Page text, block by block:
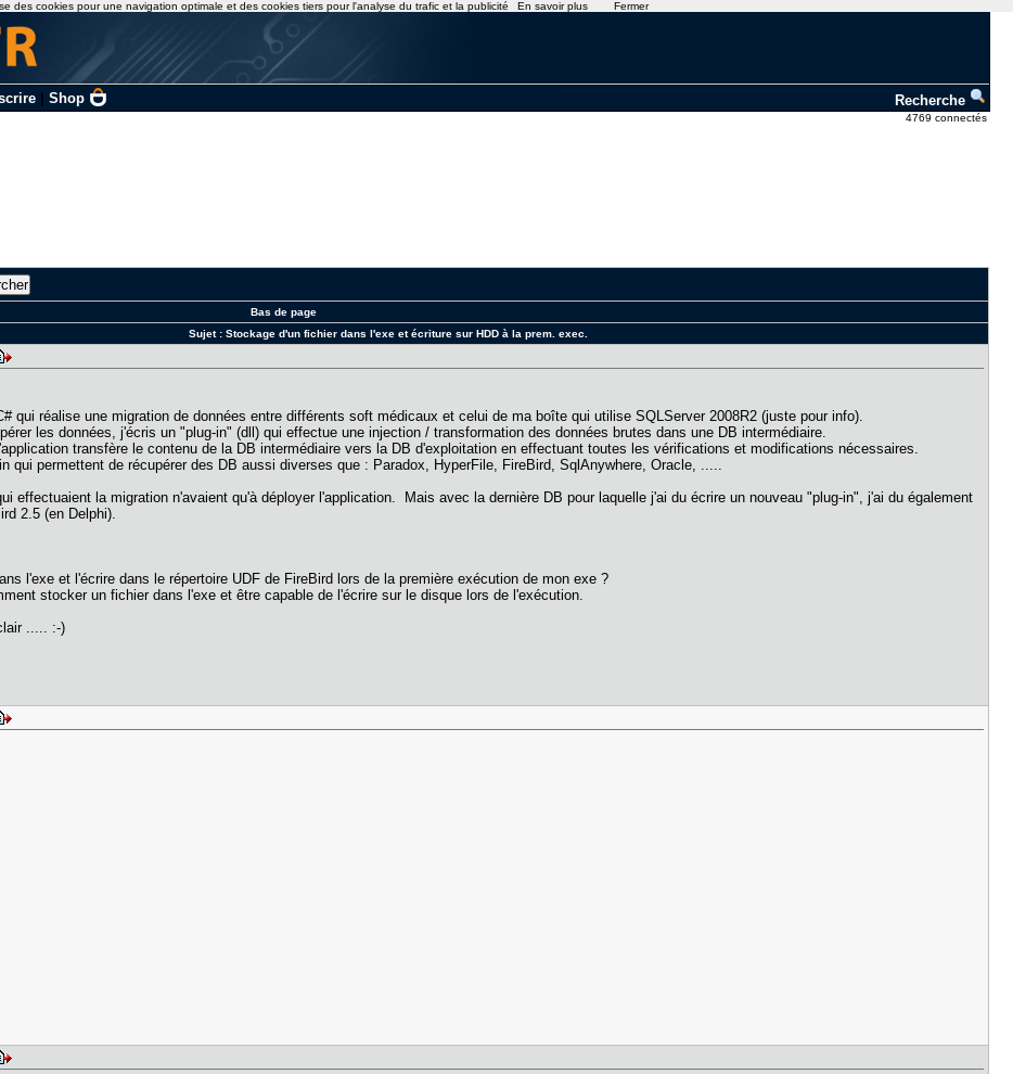
| Shop Recherche
4769 connectés
Bas de page
Sujet : Stockage d'un fichier dans l'exe et écriture sur HDD à la prem. exec.
qui réalise une migration de données entre différents soft médicaux et celui de ma boîte qui utilise SQLServer 2008R2 (juste pour info).
les données, j'écris un "plug-in" (dll) qui effectue une injection / transformation des données brutes dans une DB intermédiaire.
transfère le contenu de la DB intermédiaire vers la DB d'exploitation en effectuant toutes les vérifications et modifications nécessaires.
qui permettent de récupérer des DB aussi diverses que : Paradox, HyperFile, FireBird, SqlAnywhere, Oracle, .....
effectuaient la migration n'avaient qu'à déployer l'application. Mais avec la dernière DB pour laquelle j'ai du écrire un nouveau "plug-in", j'ai du également
2.5 (en Delphi).
l'exe et l'écrire dans le répertoire UDF de FireBird lors de la première exécution de mon exe ?
stocker un fichier dans l'exe et être capable de l'écrire sur le disque lors de l'exécution.
..... :-)
des cookies pour une navigation optimale et des cookies tiers pour l'analyse du trafic et la publicité En savoir plus Fermer